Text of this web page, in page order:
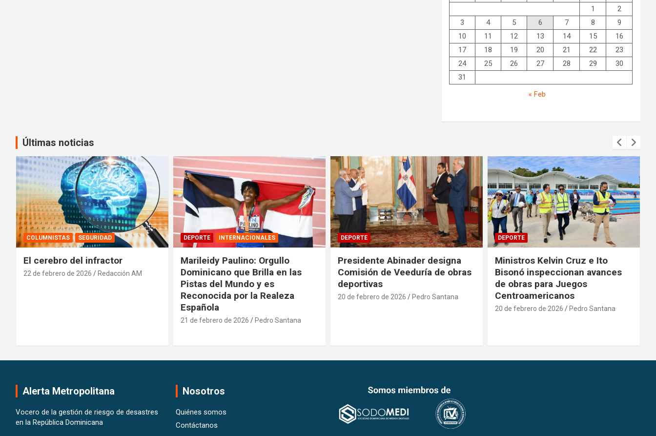
1
2
3
4 5 6 7 8
9
10
11 12 13 14 15
16
17
18 19 20 21 22
23
24
25 26 27 28 29
30
31
« Feb
Últimas noticias
DEPORTE INTERNACIONALES
Marileidy Paulino: Orgullo
Dominicano que Brilla en las
DEPORTE
Presidente Abinader designa
Comisión de Veeduría de obras
deportivas
20 de febrero de 2026 Pedro Santana
DEPORTE
Ministros Kelvin Cruz e Ito
Bisonó inspeccionan avances
de obras para Juegos
Centroamericanos
DEPORTE
Ministerio de Deporte aporta
RD$ 1.3 millones para Copa de
Boxeo
20 de febrero de 2026 Pedro Santana
Alerta Metropolitana
Vocero de la gestión de riesgo de desastres
en la República Dominicana
Nosotros
Quiénes somos
Contáctanos